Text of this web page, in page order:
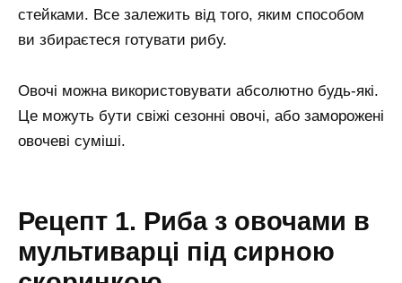
стейками. Все залежить від того, яким способом
ви збираєтеся готувати рибу.
Овочі можна використовувати абсолютно будь-які.
Це можуть бути свіжі сезонні овочі, або заморожені
овочеві суміші.
Рецепт 1. Риба з овочами в
мультиварці під сирною